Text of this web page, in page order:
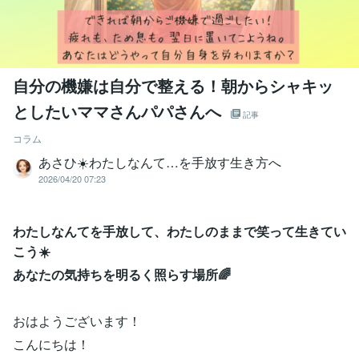
自分の機嫌は自分で整える！朝からシャキッ
としたいママさんパパさんへ
記事
コラム
あさひ☀️わたしなんて…を手放す生き方へ
2026/04/20 07:23
わたしなんてを手放して、わたしのままで笑って生きてい
こう☀️
あなたの気持ちを明るく照らす場所🌈
おはようございます！
こんにちは！